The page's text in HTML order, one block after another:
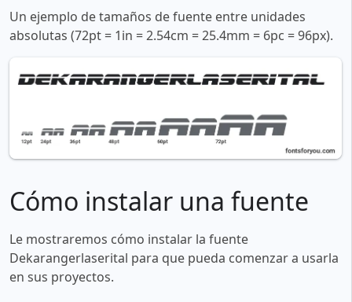
Un ejemplo de tamaños de fuente entre unidades
absolutas (72pt = 1in = 2.54cm = 25.4mm = 6pc = 96px).
Cómo instalar una fuente
Le mostraremos cómo instalar la fuente
Dekarangerlaserital para que pueda comenzar a usarla
en sus proyectos.